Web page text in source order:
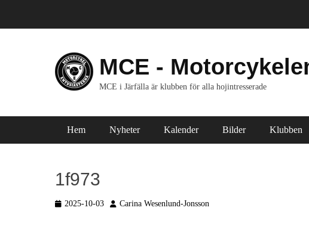
MCE -
MCE i Järfälla är klubben för alla hojintresserade
Primär meny
Hem Nyheter Kalender Bilder Klubben
1f973
Postades
2025-10-03 Författare
Carina Wesenlund-Jonsson